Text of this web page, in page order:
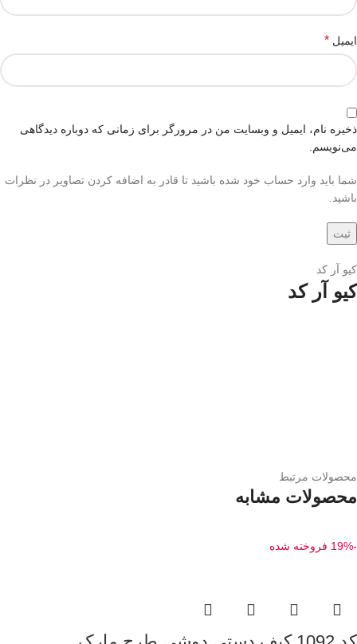
ایمیل *
ذخیره نام، ایمیل و وبسایت من در مرورگر برای زمانی که دوباره دیدگاهی
می‌نویسم.
شما باید وارد حساب خود شده باشید تا قادر به اضافه کردن تصاویر در نظرات
باشید.
کیو آر کد
کیو آر کد
محصولات مرتبط
محصولات مشابه
-19% فروخته شده